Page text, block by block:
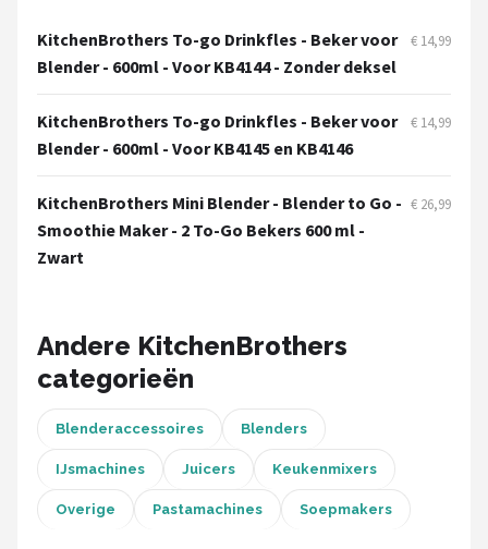
Bardi
Bartscher
Nutribullet
KitchenBrothers
Philips
KitchenBrothers To-go Drinkfles - Beker voor
Blender - 600ml - Voor KB4144 - Zonder deksel
€ 14,99
KitchenBrothers To-go Drinkfles - Beker voor
Blender - 600ml - Voor KB4145 en KB4146
€ 14,99
KitchenBrothers Mini Blender - Blender to Go -
Smoothie Maker - 2 To-Go Bekers 600 ml -
Zwart
€ 26,99
Andere KitchenBrothers
categorieën
Blenderaccessoires Blenders
IJsmachines Juicers Keukenmixers
Overige Pastamachines Soepmakers